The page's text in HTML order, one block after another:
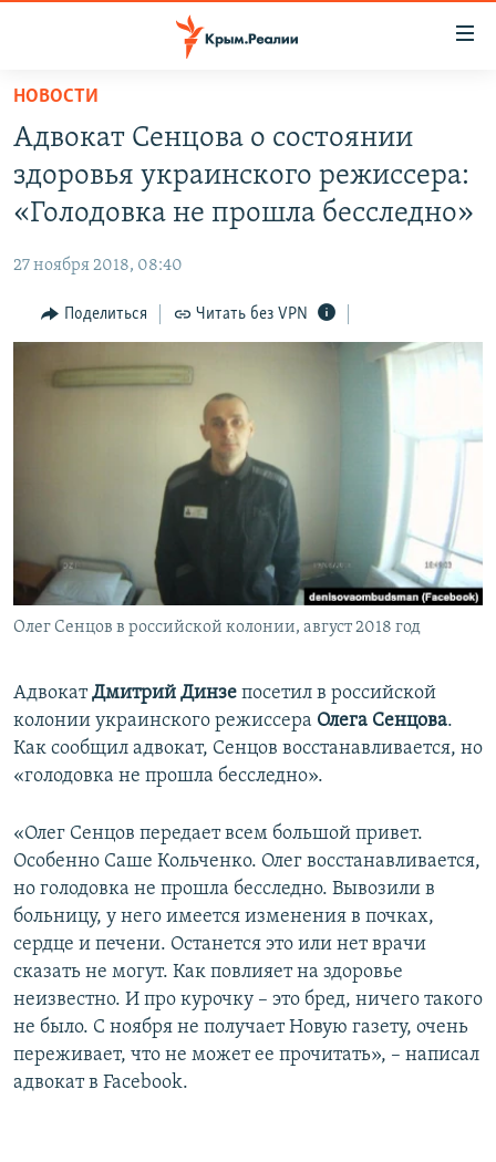
Вернуться
основному
содержанию
Вернутся
главной
навигации
Вернутся
СПЕЦПРОЕКТЫ
ГРУЗ 200
11 ЛЕТ ОККУПАЦИИ КРЫМА. 11 ИСТОРИЙ СОПРОТИВЛЕНИЯ
ВОДА
ЕЩЕ
ИНТЕРАКТИВ
ТЕЛЕПРОЕКТ КРЫМ.РЕАЛИИ
СОВЕТЫ ПРАВОЗАЩИТНИКОВ
ПРОПАВШИЕ БЕЗ ВЕСТИ
ПОБЕДИТЕЛЕЙ НЕ СУДЯТ?
КРЫМ.НЕПОКОРЕННЫЙ
ELIFBE
УКРАИНСКАЯ ПРОБЛЕМА КРЫМА
РАДІО СВОБОДА
НОВОСТИ
Адвокат Сенцова о состоянии
здоровья украинского режиссера:
«Голодовка не прошла бесследно»
27 ноября 2018, 08:40
Поделиться Читать без VPN
Олег Сенцов в российской колонии, август 2018 год
АдвокатДмитрий Динзе посетил в российской
колонии украинского режиссера Олега Сенцова.
Как сообщил адвокат, Сенцов восстанавливается, но
«голодовка не прошла бесследно».
«Олег Сенцов передает всем большой привет.
Особенно Саше Кольченко. Олег восстанавливается,
но голодовка не прошла бесследно. Вывозили в
больницу, у него имеется изменения в почках,
сердце и печени. Останется это или нет врачи
сказать не могут. Как повлияет на здоровье
неизвестно. И про курочку – это бред, ничего такого
не было. С ноября не получает Новую газету, очень
переживает, что не может ее прочитать», – написал
адвокат в Facebook.